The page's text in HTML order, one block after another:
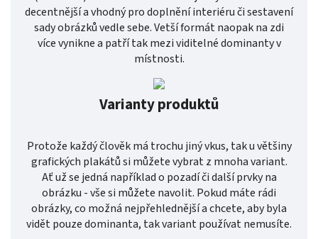
decentnější a vhodný pro doplnění interiéru či sestavení
sady obrázků vedle sebe. Vetší formát naopak na zdi
více vynikne a patří tak mezi viditelné dominanty v
místnosti.
Varianty produktů
Protože každý člověk má trochu jiný vkus, tak u většiny
grafických plakátů si můžete vybrat z mnoha variant.
Ať už se jedná například o pozadí či další prvky na
obrázku - vše si můžete navolit. Pokud máte rádi
obrázky, co možná nejpřehlednější a chcete, aby byla
vidět pouze dominanta, tak variant používat nemusíte.